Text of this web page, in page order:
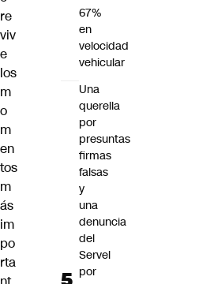
re
viv
e
los
m
o
m
en
tos
m
ás
im
po
rta
67%
en
velocidad
vehicular
Una
querella
por
presuntas
firmas
falsas
y
una
denuncia
del
Servel
por